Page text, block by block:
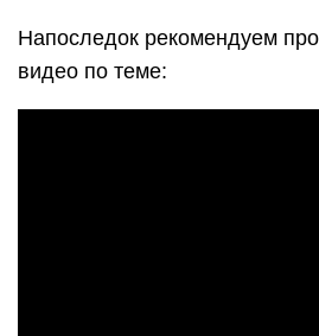
Напоследок рекомендуем
видео по теме: